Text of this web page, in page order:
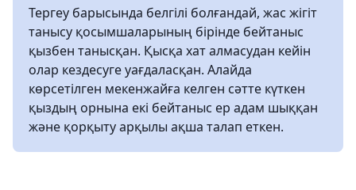
Тергеу барысында белгілі болғандай, жас жігіт
танысу қосымшаларының бірінде бейтаныс
қызбен танысқан. Қысқа хат алмасудан кейін
олар кездесуге уағдаласқан. Алайда
көрсетілген мекенжайға келген сәтте күткен
қыздың орнына екі бейтаныс ер адам шыққан
және қорқыту арқылы ақша талап еткен.